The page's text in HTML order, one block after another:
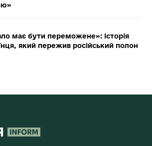
має бути переможене»: історія
який пережив російський полон